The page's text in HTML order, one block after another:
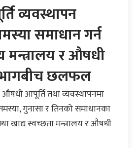
व्यवस्थापन
समाधान गर्न
मन्त्रालय र औषधी
छलफल
आपूर्ति तथा व्यवस्थापनमा
गुनासा र तिनको समाधानका
खाद्य स्वच्छता मन्त्रालय र औषधी